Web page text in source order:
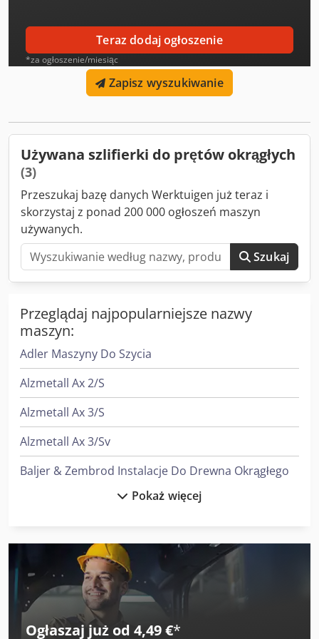
CE Wyposażenie opcjonalne: Sterowanie PLC Fotokomórka
„Keyence”, kontrola otwierania/zamykania taśm
szlifierskich Rolki wyjściowe z napędem do odbioru
obrabianych elementów
Teraz dodaj ogłoszenie
*za ogłoszenie/miesiąc
Zapisz wyszukiwanie
Używana szlifierki do prętów okrągłych
(3)
Przeszukaj bazę danych Werktuigen już teraz i
skorzystaj z ponad 200 000 ogłoszeń maszyn
używanych.
Szukaj
Przeglądaj najpopularniejsze nazwy
maszyn:
Adler Maszyny Do Szycia
Alzmetall Ax 2/S
Alzmetall Ax 3/S
Alzmetall Ax 3/Sv
Baljer & Zembrod Instalacje Do Drewna Okrągłego
Langzauner Lzg-M-Ii-Sy
Pokaż więcej
Ogłaszaj już od 4,49 €*